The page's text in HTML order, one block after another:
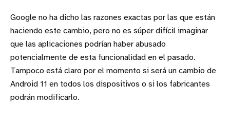
Google no ha dicho las razones exactas por las que están
haciendo este cambio, pero no es súper difícil imaginar
que las aplicaciones podrían haber abusado
potencialmente de esta funcionalidad en el pasado.
Tampoco está claro por el momento si será un cambio de
Android 11 en todos los dispositivos o si los fabricantes
podrán modificarlo.